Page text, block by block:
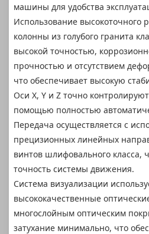
машины для удобства
Использование высокоточного
колонны из голубого гранита
высокой точностью,
прочностью и отсутствием
что обеспечивает высокую
Оси X, Y и Z точно
помощью полностью
Передача осуществляется с
прецизионных линейных
винтов шлифовального класса,
точность системы движения.
Система визуализации
высококачественные
многослойным оптическим
затухание минимально, что